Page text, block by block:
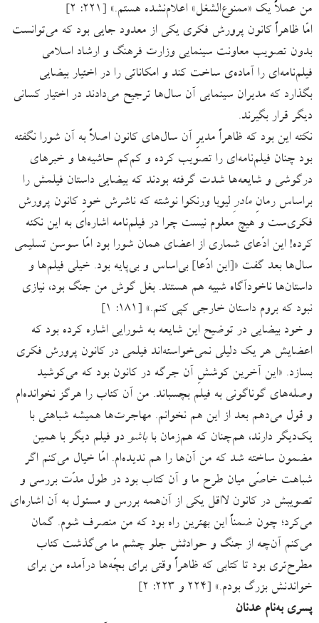
من عملاً یک «ممنوع‌الشغل» اعلام‌نشده هستم.» [۲۲۱: ۲]
امّا ظاهراً کانون پرورش فکری یکی از معدود جایی بود که می‌توانست
بدون تصویب معاونت سینمایی وزارت فرهنگ و ارشاد اسلامی
فیلم‌نامه‌ای را آماده‌ی ساخت کند و امکاناتی را در اختیار بیضایی
بگذارد که مدیران سینمایی آن سال‌ها ترجیح می‌دادند در اختیار کسانی
دیگر قرار بگیرند.
نکته این بود که ظاهراً مدیرِ آن سال‌های کانون اصلاً به آن شورا نگفته
بود چنان فیلم‌نامه‌ای را تصویب کرده و کم‌کم حاشیه‌ها و خبرهای
درگوشی و شایعه‌ها شدت گرفته بودند که بیضایی داستان فیلمش را
براساس رمانِمادرِ لیوبا ورنکوا نوشته که ناشرش خودِ کانون پرورش
فکری‌ست و هیچ معلوم نیست چرا در فیلم‌نامه‌ اشاره‌ای به این نکته
کرده! این ادّعای شماری از اعضای همان شورا بود امّا سوسن تسلیمی
سال‌ها بعد گفت «[این ادّعا] بی‌اساس و بی‌پایه بود. خیلی فیلم‌ها و
داستان‌ها ناخودآگاه شبیه هم هستند. بغل گوش من جنگ بود، نیازی
نبود که بروم داستان خارجی کپی کنم.» [۱۸۱: ۱]
و خود بیضایی در توضیح این شایعه به شورایی اشاره کرده بود که
اعضایش هر یک دلیلی نمی‌خواسته‌اند فیلمی در کانون پرورش فکری
بسازد. «این آخرین کوششِ آن جرگه در کانون بود که می‌کوشید
وصله‌های گوناگونی به فیلم بچسباند. من آن کتاب را هرگز نخوانده‌ام
و قول می‌دهم بعد از این هم نخوانم. مهاجرت‌ها همیشه شباهتی با
یک‌دیگر دارند، هم‌چنان که هم‌زمان باباشو دو فیلم دیگر با همین
مضمون ساخته شد که من آن‌ها را هم ندیده‌ام. امّا خیال می‌کنم اگر
شباهت خاصّی میان طرح ما و آن کتاب بود در طول مدّت بررسی و
تصویبش در کانون لااقل یکی از آن‌همه بررس و مسئول به آن اشاره‌ای
می‌کرد؛ چون ضمناً این بهترین راه بود که من منصرف شوم. گمان
می‌کنم آن‌چه از جنگ و حوادثش جلو چشم ما می‌گذشت کتاب
مطرح‌تری بود تا کتابی که ظاهراً وقتی برای بچّه‌ها درآمده من برای
خواندنش بزرگ بودم.» [۲۲۴ و ۲۲۳: ۲]
پسری به‌نام عدنان